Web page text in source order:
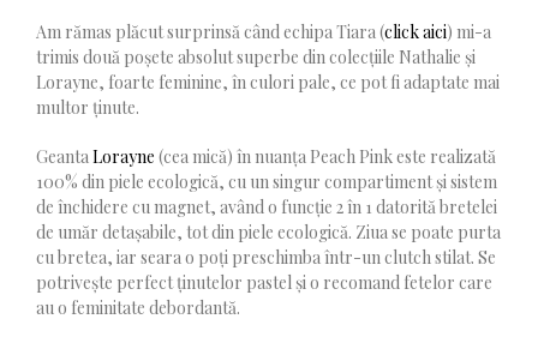
Am rămas plăcut surprinsă când echipa Tiara (click aici) mi-a
trimis două poșete absolut superbe din colecțiile Nathalie și
Lorayne, foarte feminine, în culori pale, ce pot fi adaptate mai
multor ținute.
GeantaLorayne (cea mică) în nuanța Peach Pink este realizată
100% din piele ecologică, cu un singur compartiment și sistem
de închidere cu magnet, având o funcție 2 în 1 datorită bretelei
de umăr detașabile, tot din piele ecologică. Ziua se poate purta
cu bretea, iar seara o poți preschimba într-un clutch stilat. Se
potrivește perfect ținutelor pastel și o recomand fetelor care
au o feminitate debordantă.